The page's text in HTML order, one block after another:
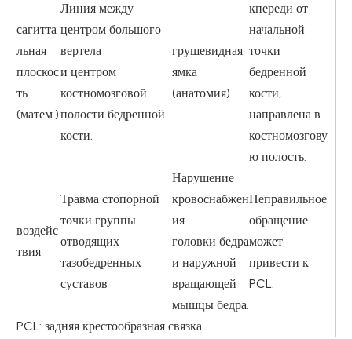
сагитта
льная
плоскос
ть
(матем.)
Линия между
центром большого
вертела
и центром
костномозговой
полости бедренной
кости.
грушевидная
ямка
(анатомия)
кпереди от
начальной
точки
бедренной
кости,
направлена ​​в
костномозгову
ю полость.
воздейс
твия
Травма стопорной
точки группы
отводящих
тазобедренных
суставов
Нарушение
кровоснабжен
ия
головки бедра
и наружной
вращающей
мышцы бедра.
Неправильное
обращение
может
привести к
PCL.
PCL: задняя крестообразная связка.